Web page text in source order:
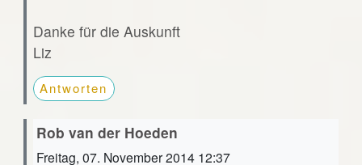
Danke für die Auskunft
Liz
Antworten
Rob van der Hoeden
Freitag, 07. November 2014 12:37